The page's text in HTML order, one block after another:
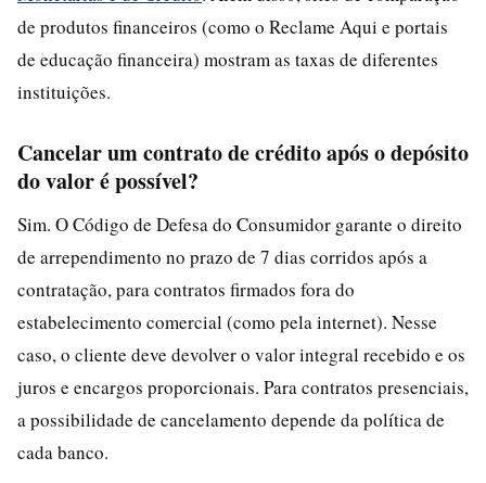
de produtos financeiros (como o Reclame Aqui e portais
de educação financeira) mostram as taxas de diferentes
instituições.
Cancelar um contrato de crédito após o depósito
do valor é possível?
Sim. O Código de Defesa do Consumidor garante o direito
de arrependimento no prazo de 7 dias corridos após a
contratação, para contratos firmados fora do
estabelecimento comercial (como pela internet). Nesse
caso, o cliente deve devolver o valor integral recebido e os
juros e encargos proporcionais. Para contratos presenciais,
a possibilidade de cancelamento depende da política de
cada banco.